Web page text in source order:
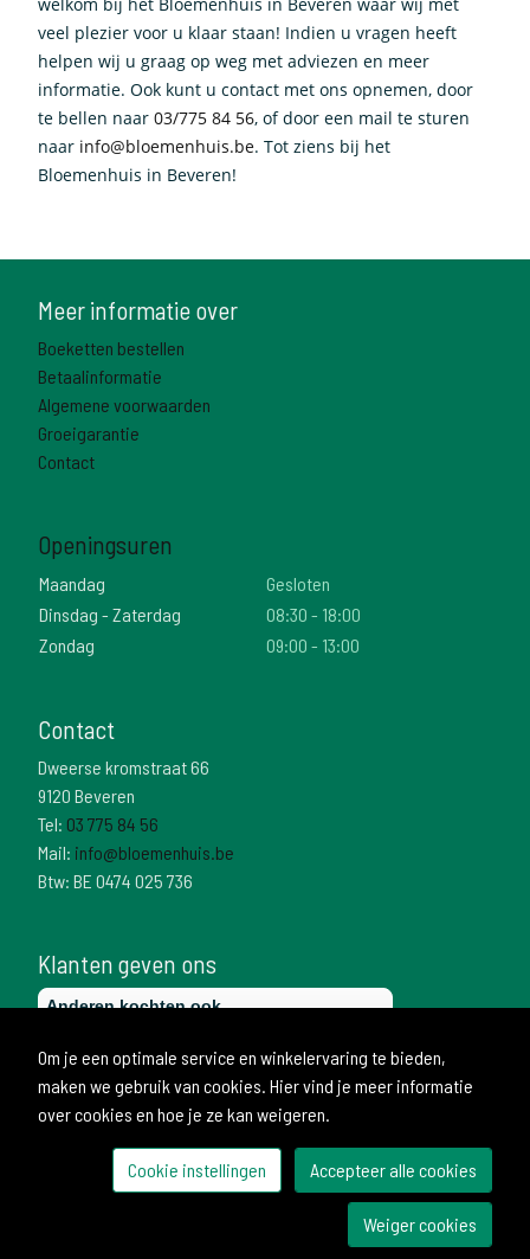
veel plezier voor u klaar staan! Indien u vragen heeft
helpen wij u graag op weg met adviezen en meer
informatie. Ook kunt u contact met ons opnemen, door
te bellen naar 03/775 84 56, of door een mail te sturen
naar info@bloemenhuis.be. Tot ziens bij het
Bloemenhuis in Beveren!
Meer informatie over
Boeketten bestellen
Betaalinformatie
Algemene voorwaarden
Groeigarantie
Contact
Openingsuren
Maandag
Gesloten
Dinsdag - Zaterdag
08:30 - 18:00
Zondag
09:00 - 13:00
Contact
Dweerse kromstraat 66
9120 Beveren
Tel: 03 775 84 56
Mail: info@bloemenhuis.be
Btw: BE 0474 025 736
Klanten geven ons
Om je een optimale service en winkelervaring te bieden,
maken we gebruik van cookies. Hier vind je meer informatie
over cookies en hoe je ze kan weigeren.
Cookie instellingen Accepteer alle cookies
Weiger cookies